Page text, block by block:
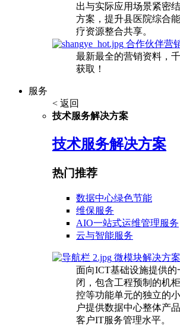
出与实际应用场景紧密
方案，提升县医院综合
疗资源整合共享。
合作伙伴营
最新最全的营销资料，
获取！
服务
< 返回
技术服务解决方案
技术服务解决方案
热门推荐
数据中心绿色节能
维保服务
AIO一站式运维管理服务
云与智能服务
微模块解决方案
面向ICT基础设施提供
闭，包含工程预制的机
控等功能单元的独立的
户提供数据中心整体产
客户IT服务管理水平。